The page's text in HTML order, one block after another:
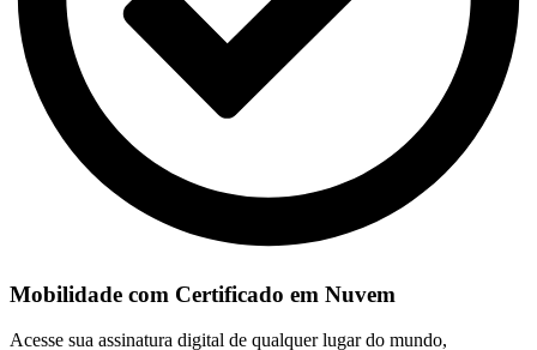
Mobilidade com Certificado em Nuvem
Acesse sua assinatura digital de qualquer lugar do mundo,